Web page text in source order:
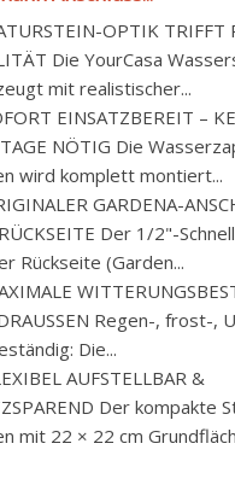
OPTIK TRIFFT
Die YourCasa
mit realistischer...
EINSATZBEREIT –
NÖTIG Die
wird komplett montiert...
GARDENA-
Der 1/2"-
Rückseite (Garden...
Regen-, frost-,
Die...
AUFSTELLBAR &
Der kompakte
mit 22 × 22 cm